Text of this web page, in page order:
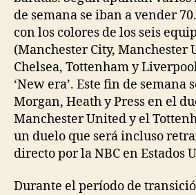
de semana se iban a vender
con los colores de los seis
(Manchester City, Manchester
Chelsea, Tottenham y
‘New era’. Este fin de semana
Morgan, Heath y Press en el
Manchester United y el
un duelo que será incluso
directo por la NBC en Estados
Durante el período de